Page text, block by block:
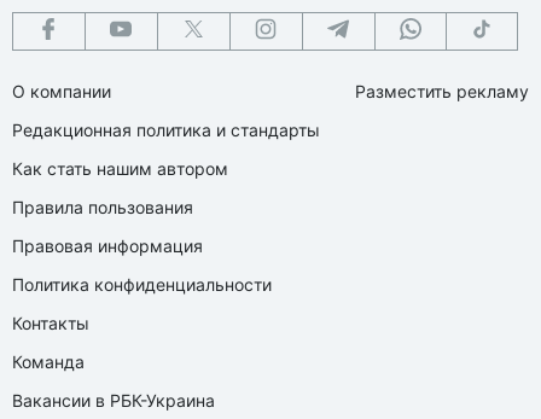
О компании
Редакционная политика и стандарты
Как стать нашим автором
Правила пользования
Правовая информация
Политика конфиденциальности
Контакты
Команда
Вакансии в РБК-Украина
Разместить рекламу